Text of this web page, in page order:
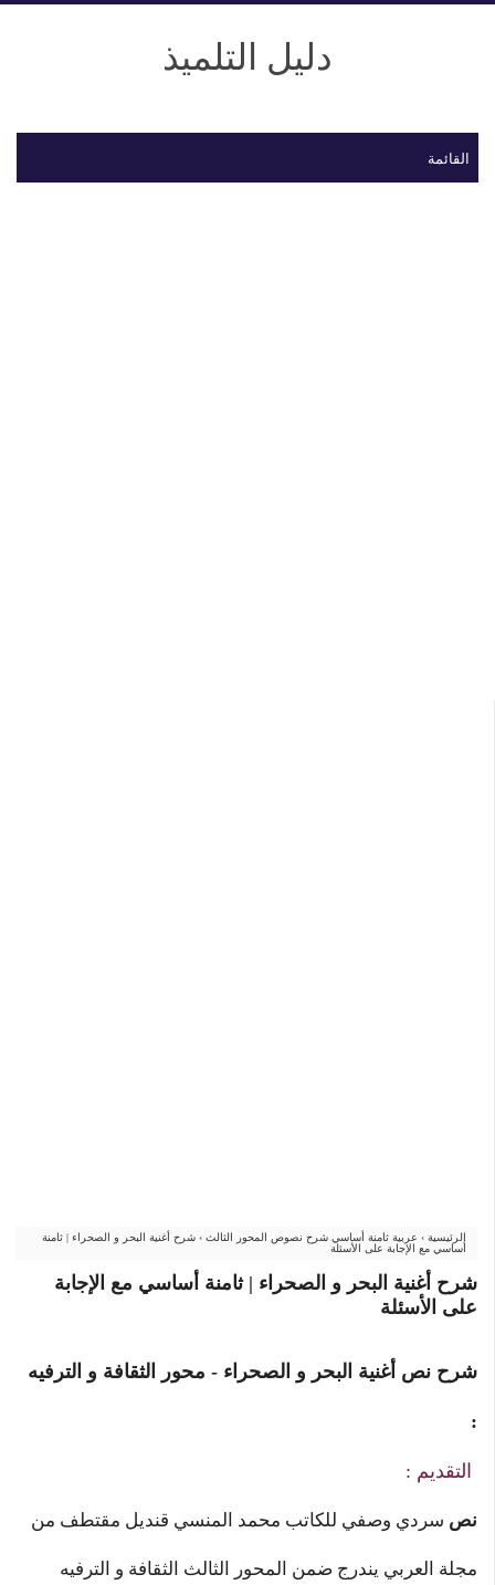
دليل التلميذ
القائمة
الرئيسية › عربية ثامنة أساسي شرح نصوص المحور الثالث › شرح أغنية البحر و الصحراء | ثامنة
أساسي مع الإجابة على الأسئلة
شرح أغنية البحر و الصحراء | ثامنة أساسي مع الإجابة
على الأسئلة
شرح نص أغنية البحر و الصحراء - محور الثقافة و الترفيه
:
التقديم :
نص سردي وصفي للكاتب محمد المنسي قنديل مقتطف من
مجلة العربي يندرج ضمن المحور الثالث الثقافة و الترفيه